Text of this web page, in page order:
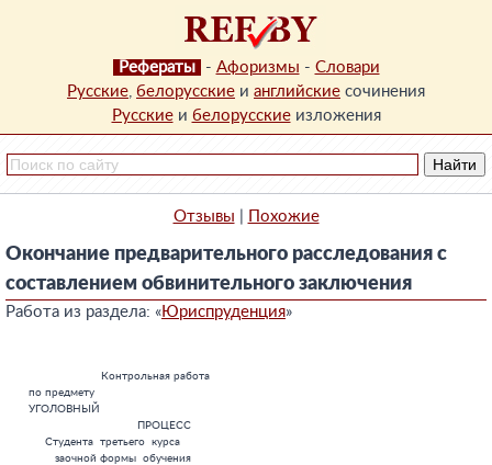
Рефераты - Афоризмы - Словари
Русские, белорусские и английские сочинения
Русскиеи белорусскиеизложения
Отзывы Похожие
Окончание предварительного расследования с
составлением обвинительного заключения
Работа из раздела: «Юриспруденция»